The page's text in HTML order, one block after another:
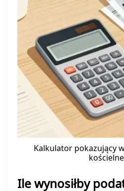
Kalkulator pokazujący
Ile wynosiłby